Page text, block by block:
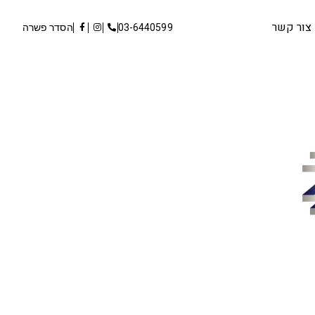
צור קשר 03-6440599 הסדר פשרה